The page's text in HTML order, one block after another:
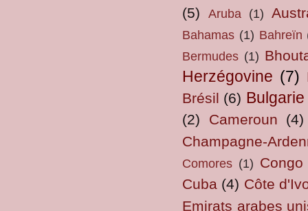
(5)
Aruba (1)
Bahamas (1) Bahreïn
Bermudes (1)
Herzégovine (7)
Brésil (6) Bulgarie
(2) Cameroun
(4)
Champagne-
Comores (1) Congo
Cuba (4) Côte
Emirats arabes